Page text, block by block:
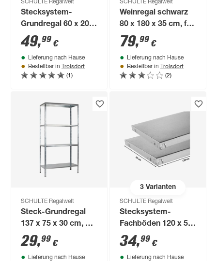
SCHULTE Regalwelt
Stecksystem-
Grundregal 60 x 200
x 35 cm
49,99 €
Lieferung nach Hause
Bestellbar in Troisdorf
(1)
SCHULTE Regalwelt
Weinregal schwarz
80 x 180 x 35 cm, für
96 Flaschen
79,99 €
Lieferung nach Hause
Bestellbar in Troisdorf
(2)
SCHULTE Regalwelt
Steck-Grundregal
137 x 75 x 30 cm, 4
Böden, verzinkt,
Tragkraft 200 kg
29,99 €
Lieferung nach Hause
3Varianten
SCHULTE Regalwelt
Stecksystem-
Fachböden 120 x 50
cm, 2 Stück verzinkt
34,99 €
Lieferung nach Hause